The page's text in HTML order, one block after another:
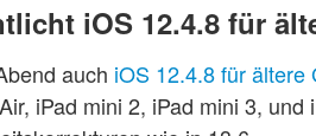
iOS 12.4.8 für
auch iOS 12.4.8 für ältere
iPad mini 2, iPad mini 3,